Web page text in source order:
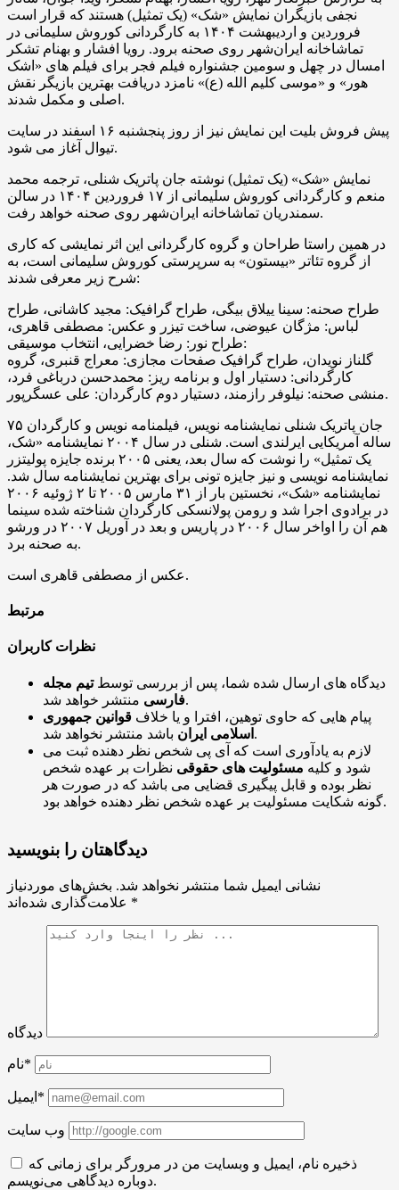
نجفی بازیگران نمایش «شک» (یک تمثیل) هستند که قرار است
فروردین و اردیبهشت ۱۴۰۴ به کارگردانی کوروش سلیمانی در
تماشاخانه ایران‌شهر روی صحنه برود. رویا افشار و بهنام تشکر
امسال در چهل و سومین جشنواره فیلم فجر برای فیلم های «اشک
هور» و «موسی کلیم الله (ع)» نامزد دریافت بهترین بازیگر نقش
اصلی و مکمل شدند.
پیش فروش بلیت این نمایش نیز از روز پنجشنبه ۱۶ اسفند در سایت
تیوال آغاز می شود.
نمایش «شک» (یک تمثیل) نوشته جان پاتریک شنلی، ترجمه محمد
منعم و کارگردانی کوروش سلیمانی از ۱۷ فروردین ۱۴۰۴ در سالن
سمندریان تماشاخانه ایران‌شهر روی صحنه خواهد رفت.
در همین راستا طراحان و گروه کارگردانی این اثر نمایشی که کاری
از گروه تئاتر «بیستون» به سرپرستی کوروش سلیمانی است، به
شرح زیر معرفی شدند:
طراح صحنه: سینا ییلاق بیگی، طراح گرافیک: مجید کاشانی، طراح
لباس: مژگان عیوضی، ساخت تیزر و عکس: مصطفی قاهری،
طراح نور: رضا خضرایی، انتخاب موسیقی:
گلناز نویدان، طراح گرافیک صفحات مجازی: معراج قنبری، گروه
کارگردانی: دستیار اول و برنامه ریز: محمدحسن درباغی فرد،
منشی صحنه: نیلوفر رازمند، دستیار دوم کارگردان: علی عسگرپور.
جان پاتریک شنلی نمایشنامه نویس، فیلمنامه نویس و کارگردان ۷۵
ساله آمریکایی ایرلندی است. شنلی در سال ۲۰۰۴ نمایشنامه «شک،
یک تمثیل» را نوشت که سال بعد، یعنی ۲۰۰۵ برنده جایزه پولیتزر
نمایشنامه نویسی و نیز جایزه تونی برای بهترین نمایشنامه سال شد.
نمایشنامه «شک»، نخستین بار از ۳۱ مارس ۲۰۰۵ تا ۲ ژوئیه ۲۰۰۶
در برادوی اجرا شد و رومن پولانسکی کارگردان شناخته شده سینما
هم آن را اواخر سال ۲۰۰۶ در پاریس و بعد در آوریل ۲۰۰۷ در ورشو
به صحنه برد.
عکس از مصطفی قاهری است.
مرتبط
نظرات کاربران
دیدگاه های ارسال شده شما، پس از بررسی توسطتیم مجله
فارسیمنتشر خواهد شد.
پیام هایی که حاوی توهین، افترا و یا خلاف قوانین جمهوری
اسلامی ایران باشد منتشر نخواهد شد.
لازم به یادآوری است که آی پی شخص نظر دهنده ثبت می
شود و کلیه مسئولیت های حقوقی نظرات بر عهده شخص
نظر بوده و قابل پیگیری قضایی می باشد که در صورت هر
گونه شکایت مسئولیت بر عهده شخص نظر دهنده خواهد بود.
دیدگاهتان را بنویسید
نشانی ایمیل شما منتشر نخواهد شد. بخش‌های موردنیاز
*
دیدگاه
نام*
ایمیل*
وب سایت
ذخیره نام، ایمیل و وبسایت من در مرورگر برای زمانی که
دوباره دیدگاهی می‌نویسم.